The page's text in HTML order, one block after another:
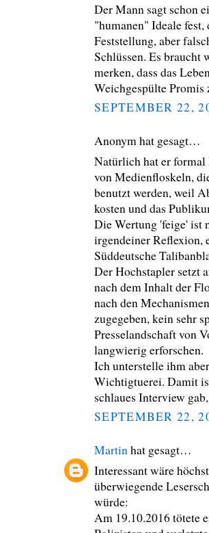
Der Mann sagt schon
"humanen" Ideale
Feststellung, aber
Schlüssen. Es braucht
merken, dass das
Weichgespülte Promis
SEPTEMBER 22,
Anonym hat gesagt…
Natürlich hat er
von Medienfloskeln,
benutzt werden, weil
kosten und das
Die Wertung 'feige' ist
irgendeiner Reflexion,
Süddeutsche
Der Hochstapler setzt
nach dem Inhalt der
nach den
zugegeben, kein sehr
Presselandschaft von
langwierig erforschen.
Ich unterstelle ihm
Wichtigtuerei. Damit
schlaues Interview
SEPTEMBER 22,
Martinhat gesagt…
Interessant wäre
überwiegende
würde:
Am 19.10.2016 tötete